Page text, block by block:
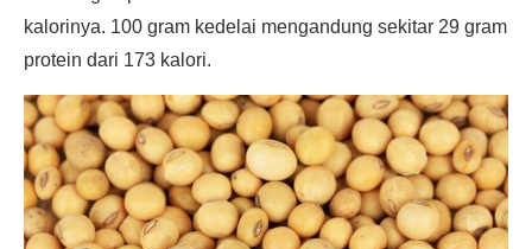
kalorinya. 100 gram kedelai mengandung sekitar 29 gram
protein dari 173 kalori.